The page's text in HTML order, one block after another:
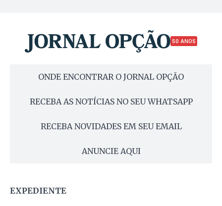
50 ANOS
ONDE ENCONTRAR O JORNAL OPÇÃO
RECEBA AS NOTÍCIAS NO SEU WHATSAPP
RECEBA NOVIDADES EM SEU EMAIL
ANUNCIE AQUI
EXPEDIENTE